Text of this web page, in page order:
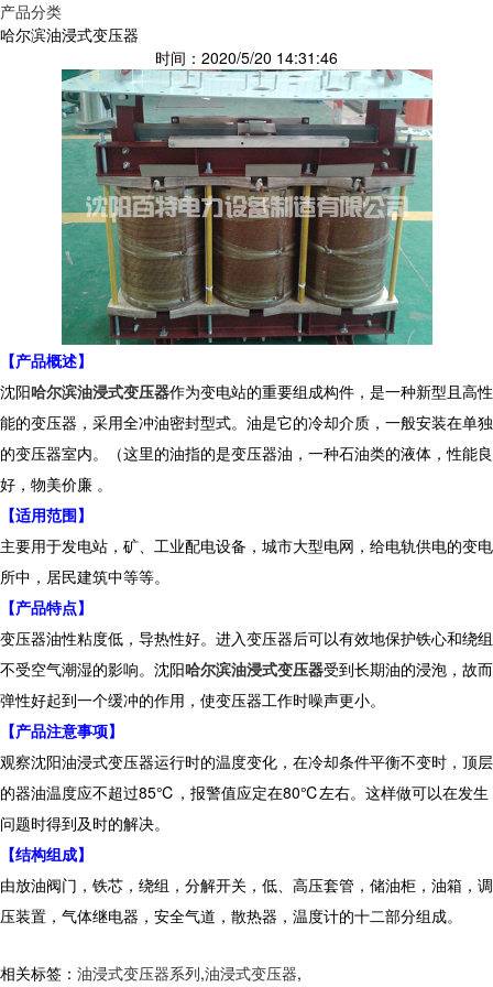
产品分类
哈尔滨油浸式变压器
时间：2020/5/20 14:31:46
【产品概述】
沈阳哈尔滨油浸式变压器作为变电站的重要组成构件，是一种新型且高性
能的变压器，采用全冲油密封型式。油是它的冷却介质，一般安装在单独
的变压器室内。（这里的油指的是变压器油，一种石油类的液体，性能良
好，物美价廉 。
【适用范围】
主要用于发电站，矿、工业配电设备，城市大型电网，给电轨供电的变电
所中，居民建筑中等等。
【产品特点】
变压器油性粘度低，导热性好。进入变压器后可以有效地保护铁心和绕组
不受空气潮湿的影响。沈阳哈尔滨油浸式变压器受到长期油的浸泡，故而
弹性好起到一个缓冲的作用，使变压器工作时噪声更小。
【产品注意事项】
观察沈阳油浸式变压器运行时的温度变化，在冷却条件平衡不变时，顶层
的器油温度应不超过85℃，报警值应定在80℃左右。这样做可以在发生
问题时得到及时的解决。
【结构组成】
由放油阀门，铁芯，绕组，分解开关，低、高压套管，储油柜，油箱，调
压装置，气体继电器，安全气道，散热器，温度计的十二部分组成。
相关标签： 油浸式变压器系列,油浸式变压器,